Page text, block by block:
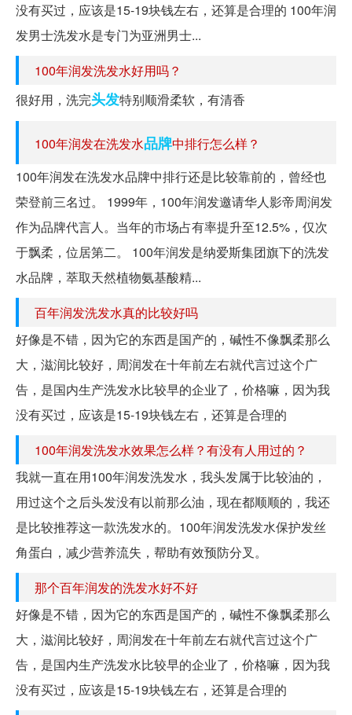
没有买过，应该是15-19块钱左右，还算是合理的 100年润
发男士洗发水是专门为亚洲男士...
100年润发洗发水好用吗？
很好用，洗完头发特别顺滑柔软，有清香
100年润发在洗发水品牌中排行怎么样？
100年润发在洗发水品牌中排行还是比较靠前的，曾经也
荣登前三名过。 1999年，100年润发邀请华人影帝周润发
作为品牌代言人。当年的市场占有率提升至12.5%，仅次
于飘柔，位居第二。 100年润发是纳爱斯集团旗下的洗发
水品牌，萃取天然植物氨基酸精...
百年润发洗发水真的比较好吗
好像是不错，因为它的东西是国产的，碱性不像飘柔那么
大，滋润比较好，周润发在十年前左右就代言过这个广
告，是国内生产洗发水比较早的企业了，价格嘛，因为我
没有买过，应该是15-19块钱左右，还算是合理的
100年润发洗发水效果怎么样？有没有人用过的？
我就一直在用100年润发洗发水，我头发属于比较油的，
用过这个之后头发没有以前那么油，现在都顺顺的，我还
是比较推荐这一款洗发水的。100年润发洗发水保护发丝
角蛋白，减少营养流失，帮助有效预防分叉。
那个百年润发的洗发水好不好
好像是不错，因为它的东西是国产的，碱性不像飘柔那么
大，滋润比较好，周润发在十年前左右就代言过这个广
告，是国内生产洗发水比较早的企业了，价格嘛，因为我
没有买过，应该是15-19块钱左右，还算是合理的